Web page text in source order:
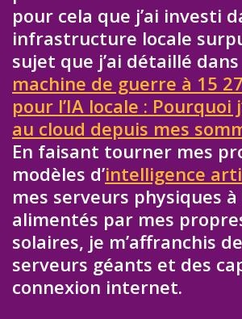
pour cela que j’ai investi
infrastructure locale
sujet que j’ai détaillé dans
machine de guerre à 15
pour l’IA locale : Pourquoi
au cloud depuis mes
En faisant tourner mes
modèles d’intelligence
mes serveurs physiques
alimentés par mes
solaires, je m’affranchis
serveurs géants et des
connexion internet.